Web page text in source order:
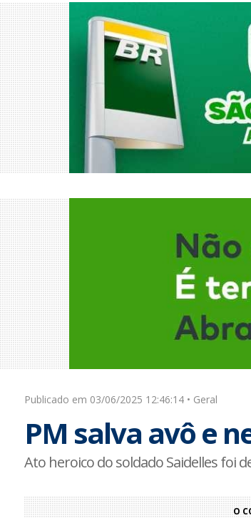
Publicado em 03/06/2025 12:46:14 • Geral
PM salva avô e
Ato heroico do soldado Saidelles foi
O